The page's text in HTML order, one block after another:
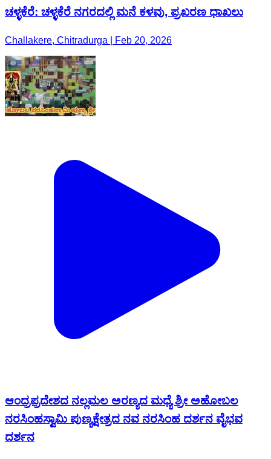
ಚಳ್ಳಕೆರೆ: ಚಳ್ಳಕೆರೆ ನಗರದಲ್ಲಿ ಮನೆ ಕಳವು, ಪ್ರಖರಣ ಧಾಖಲು
Challakere, Chitradurga | Feb 20, 2026
ಆಂದ್ರಪ್ರದೇಶದ ನಲ್ಲಮಲ ಅರಣ್ಯದ ಮಧ್ಯೆ ಶ್ರೀ ಅಹೋಬಲ
ನರಸಿಂಹಸ್ವಾಮಿ ಪುಣ್ಯಕ್ಷೇತ್ರದ ನವ ನರಸಿಂಹ ದರ್ಶನ ವೈಭವ
ದರ್ಶನ